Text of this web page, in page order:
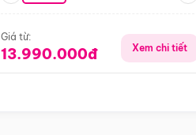
Giá từ:
13.990.000đ Xem chi tiết